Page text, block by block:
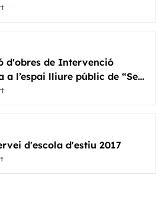
d'obres de Intervenció
a l’espai lliure públic de “Ses
d'escola d'estiu 2017